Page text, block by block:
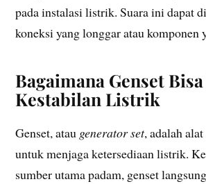
pada instalasi listrik. Suara ini dapat
koneksi yang longgar atau komponen
Bagaimana Genset
Kestabilan Listrik
Genset, atau generator set, adalah
untuk menjaga ketersediaan listrik.
sumber utama padam, genset